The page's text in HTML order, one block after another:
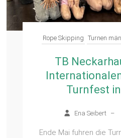
Rope Skipping Turnen
TB
Turnfest
Ena Seibert –
Ende Mai fuhren die